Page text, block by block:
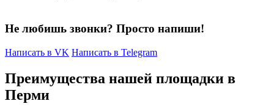
Не любишь звонки? Просто напиши!
Написать в VK Написать в Telegram
Преимущества нашей площадки в
Перми